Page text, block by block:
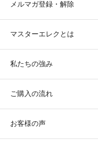
メルマガ登録・解除
マスターエレクとは
私たちの強み
ご購入の流れ
お客様の声